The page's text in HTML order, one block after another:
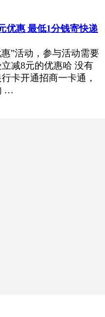
优惠 最低1分钱寄快递
”活动，参与活动需要
减8元的优惠哈 没有
卡开通招商一卡通，
…